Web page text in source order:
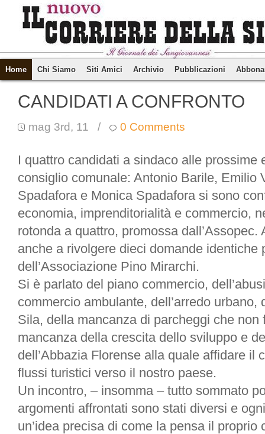
Home Chi Siamo Siti Amici Archivio Pubblicazioni
CANDIDATI A CONFRONTO
mag 3rd, 11 / 0 Comments
I quattro candidati a sindaco alle prossime
consiglio comunale: Antonio Barile, Emilio
Spadafora e Monica Spadafora si sono
economia, imprenditorialità e commercio,
rotonda a quattro, promossa
anche a rivolgere dieci domande identiche
dell’Associazione Pino Mirarchi.
Si è parlato del piano commercio,
commercio ambulante, dell’arredo
Sila, della mancanza di parcheggi che
mancanza della crescita dello sviluppo e
dell’Abbazia Florense alla quale affidare il
flussi turistici verso il nostro paese.
Un incontro, – insomma – tutto sommato
argomenti affrontati sono stati diversi e
un’idea precisa di come la pensa il proprio